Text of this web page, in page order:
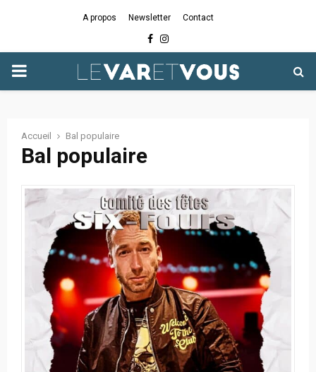
A propos Newsletter Contact
Facebook
Instagram
PRIMARY
Accueil Bal populaire
Bal populaire